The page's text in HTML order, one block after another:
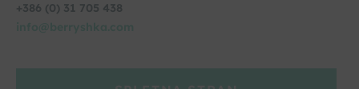
+386 (0) 31 705 438